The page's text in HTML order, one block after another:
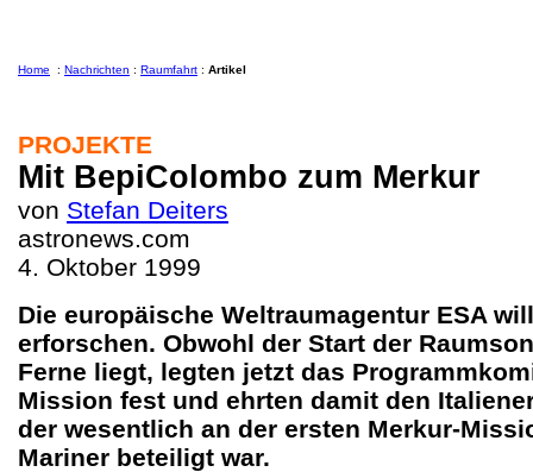
Home : Nachrichten : Raumfahrt : Artikel
PROJEKTE
Mit BepiColombo zum Merkur
von Stefan Deiters
astronews.com
4. Oktober 1999
Die europäische Weltraumagentur ESA
erforschen. Obwohl der Start der
Ferne liegt, legten jetzt das
Mission fest und ehrten damit den
der wesentlich an der ersten Merkur-
Mariner beteiligt war.